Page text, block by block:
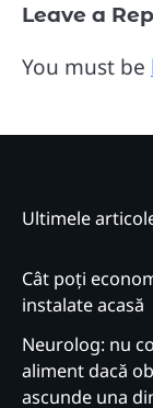
Leave a
You must be
Ultimele
Cât poți
instalate acasă
Neurolog: nu
aliment dacă
ascunde una